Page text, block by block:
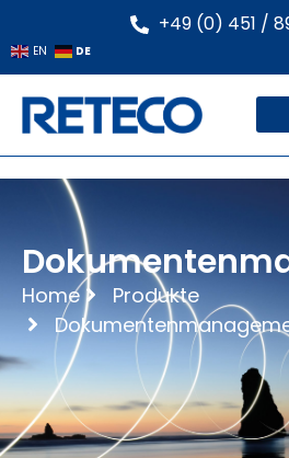
+49 (0) 451 /
EN DE
Home
Produkte